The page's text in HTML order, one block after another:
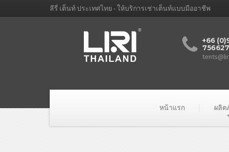
ลีรี่ เต็นท์ ประเทศไทย - ให้บริการเช่าเต็นท์แบบมืออาชีพ
+66
หน้าแรก ผลิ